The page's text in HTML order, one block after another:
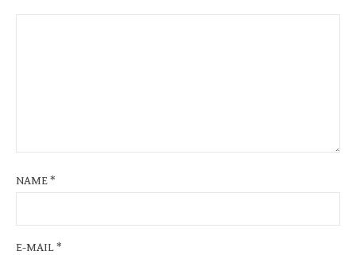
NAME*
E-MAIL*